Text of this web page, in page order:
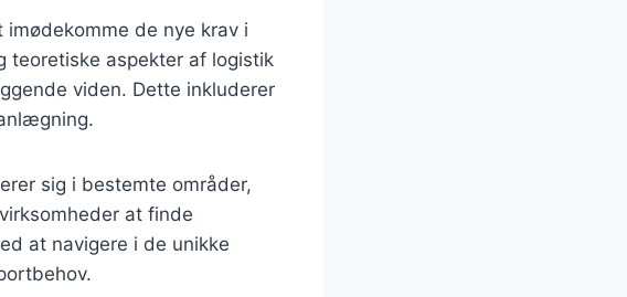
de nye krav i
teoretiske aspekter af logistik
viden. Dette inkluderer
sig i bestemte områder,
at finde
at navigere i de unikke